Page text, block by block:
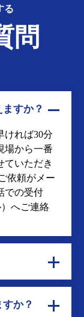
る
問
すか？
ければ30分
場から一番
ていただき
依頼がメー
での受付
）へご連絡
か？